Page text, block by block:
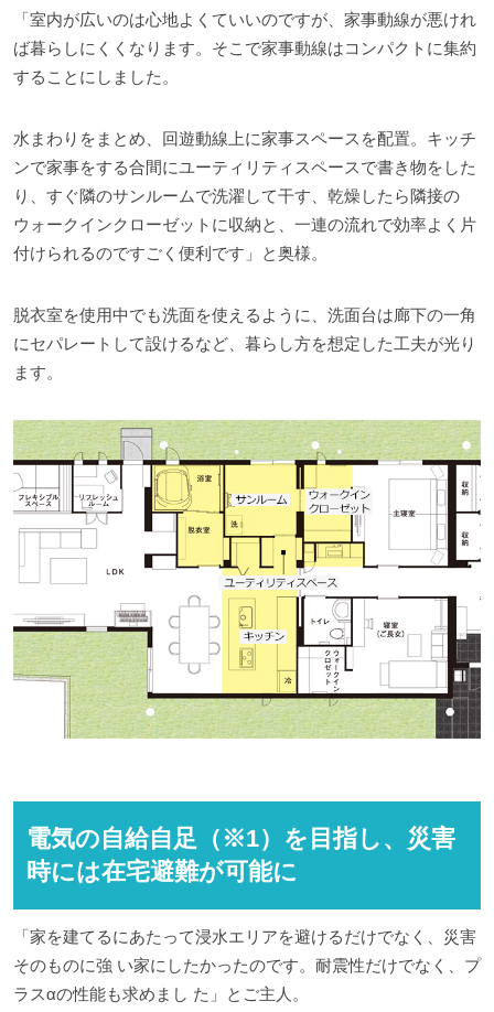
「室内が広いのは心地よくていいのですが、家事動線が悪けれ
ば暮らしにくくなります。そこで家事動線はコンパクトに集約
することにしました。
水まわりをまとめ、回遊動線上に家事スペースを配置。キッチ
ンで家事をする合間にユーティリティスペースで書き物をした
り、すぐ隣のサンルームで洗濯して干す、乾燥したら隣接の
ウォークインクローゼットに収納と、一連の流れで効率よく片
付けられるのですごく便利です」と奥様。
脱衣室を使用中でも洗面を使えるように、洗面台は廊下の一角
にセパレートして設けるなど、暮らし方を想定した工夫が光り
ます。
電気の自給自足（※1）を目指し、災害
時には在宅避難が可能に
「家を建てるにあたって浸水エリアを避けるだけでなく、災害
そのものに強 い家にしたかったのです。耐震性だけでなく、プ
ラスαの性能も求めまし た」とご主人。